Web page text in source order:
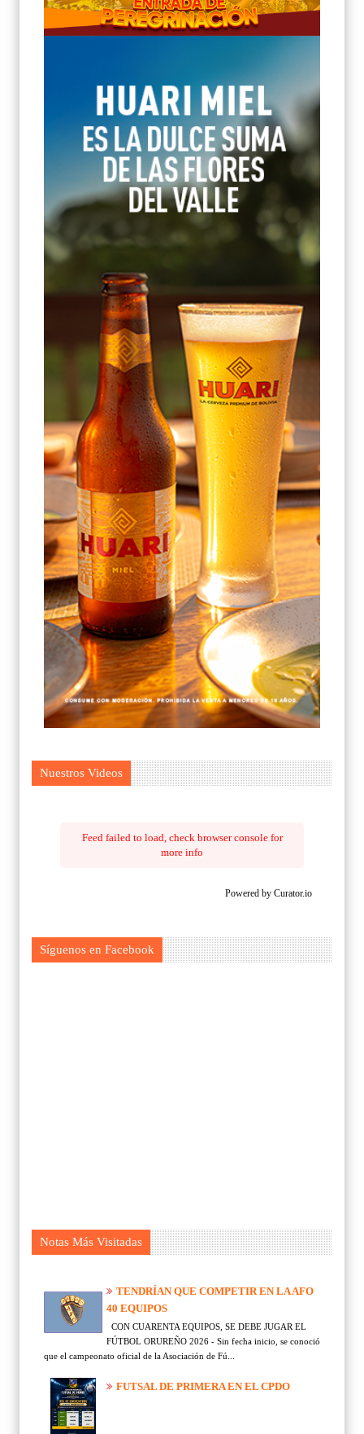
Nuestros Videos
Feed failed to load, check browser console for
more info
Powered by Curator.io
Síguenos en Facebook
Notas Más Visitadas
TENDRÍAN QUE COMPETIR EN LA AFO
40 EQUIPOS
CON CUARENTA EQUIPOS, SE DEBE JUGAR EL
FÚTBOL ORUREÑO 2026 - Sin fecha inicio, se conoció
que el campeonato oficial de la Asociación de Fú...
FUTSAL DE PRIMERA EN EL CPDO